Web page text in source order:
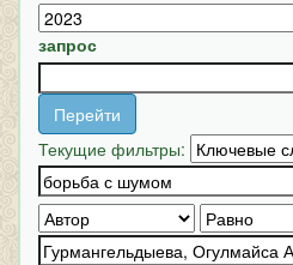
запрос
Текущие фильтры: